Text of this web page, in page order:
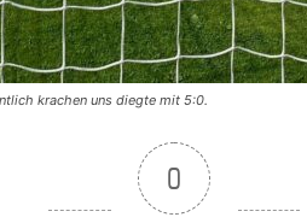
krachen uns diegte mit 5:0.
0